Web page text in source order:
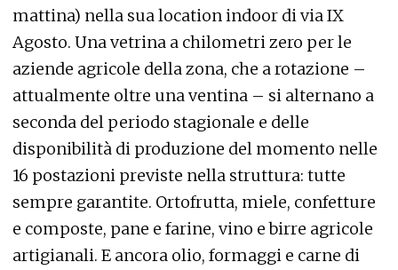
mattina) nella sua location indoor di via IX
Agosto. Una vetrina a chilometri zero per le
aziende agricole della zona, che a rotazione –
attualmente oltre una ventina – si alternano a
seconda del periodo stagionale e delle
disponibilità di produzione del momento nelle
16 postazioni previste nella struttura: tutte
sempre garantite. Ortofrutta, miele, confetture
e composte, pane e farine, vino e birre agricole
artigianali. E ancora olio, formaggi e carne di